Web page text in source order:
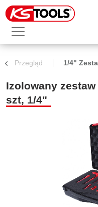
Przegląd 1/4"
Izolowany
szt, 1/4"